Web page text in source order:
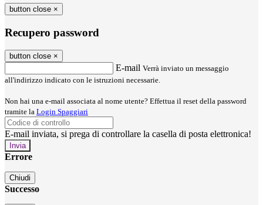
button close ×
Recupero password
button close ×
E-mail Verrà inviato un messaggio
all'indirizzo indicato con le istruzioni necessarie.
Non hai una e-mail associata al nome utente? Effettua il reset della password
tramite la Login Spaggiari
E-mail inviata, si prega di controllare la casella di posta elettronica!
Errore
Chiudi
Successo